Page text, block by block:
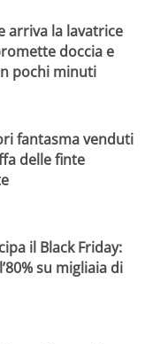
arriva la lavatrice
doccia e
pochi minuti
fantasma venduti
delle finte
il Black Friday:
su migliaia di